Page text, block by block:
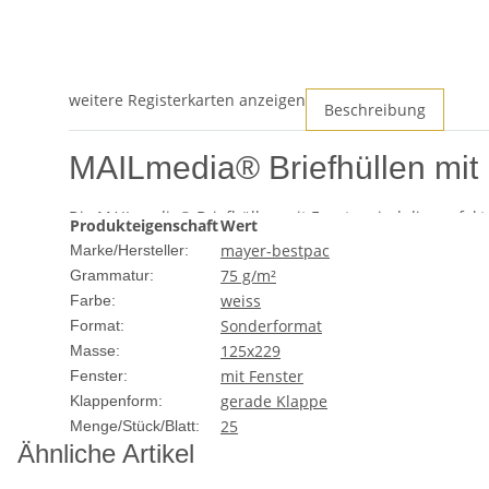
weitere Registerkarten anzeigen Beschreibung
MAILmedia® Briefhüllen
Die MAILmedia® Briefhüllen mit Fenster sind die
Funktionalität mit einem professionellen
Sichtfenster bieten sie eine elegante und effiziente
Produktmerkmale
Größe:
125 x 229 mm (DIN C6/5)
Farbe:
Fenster:
Transparentes Sichtfenster auf der
Material:Hochwertiges Papier mit einer Grammatur
Verschluss:
ProdukteigenschaftWert
Marke/Hersteller: mayer-bestpac
Grammatur: 75 g/m²
Farbe: weiss
Format: Sonderformat
Masse: 125x229
Fenster: mit Fenster
Klappenform: gerade Klappe
Menge/Stück/Blatt: 25
Ähnliche Artikel